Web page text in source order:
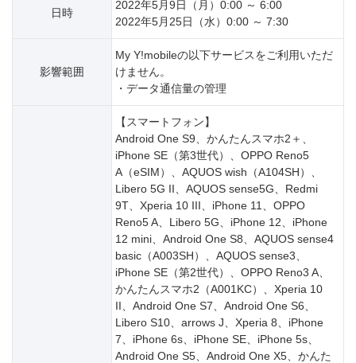
日時
2022年5月9日（月）0:00 ～ 6:00
2022年5月25日（水）0:00 ～ 7:30
影響範囲
My Y!mobileの以下サービスをご利用いただ
けません。
・データ通信量の管理
【スマートフォン】
Android One S9、かんたんスマホ2＋、
iPhone SE（第3世代）、OPPO Reno5
A（eSIM）、AQUOS wish（A104SH）、
Libero 5G II、AQUOS sense5G、Redmi
9T、Xperia 10 III、iPhone 11、OPPO
Reno5 A、Libero 5G、iPhone 12、iPhone
12 mini、Android One S8、AQUOS sense4
basic（A003SH）、AQUOS sense3、
iPhone SE（第2世代）、OPPO Reno3 A、
かんたんスマホ2（A001KC）、Xperia 10
II、Android One S7、Android One S6、
Libero S10、arrows J、Xperia 8、iPhone
7、iPhone 6s、iPhone SE、iPhone 5s、
Android One S5、Android One X5、かんた